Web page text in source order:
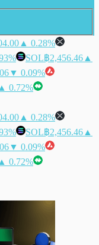
▲ 0.28%
SOL฿2,456.46 ▲
▼ 0.09%
▲ 0.72%
▲ 0.28%
SOL฿2,456.46 ▲
▼ 0.09%
▲ 0.72%